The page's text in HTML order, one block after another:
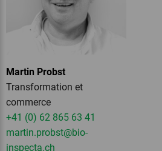
Martin Probst
Transformation et
commerce
+41 (0) 62 865 63 41
martin.probst@bio-
inspecta.ch